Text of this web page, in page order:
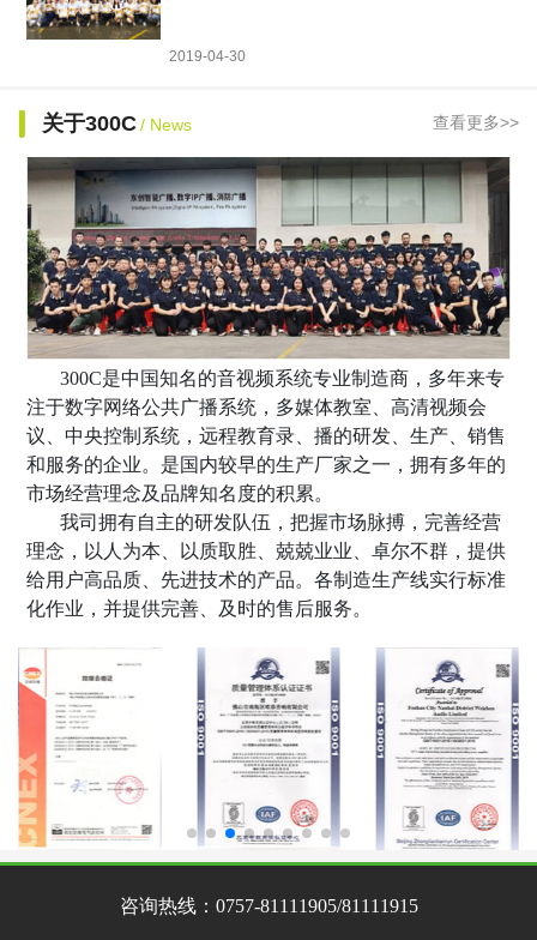
2019-04-30
关于300C / News 查看更多>>
300C是中国知名的音视频系统专业制造商，多年来专
注于数字网络公共广播系统，多媒体教室、高清视频会
议、中央控制系统，远程教育录 、播的研发、生产、销售
和服务的企业。是国内较早的生产厂家之一，拥有多年的
市场经营理念及品牌知名度的积累。
我司拥有自主的研发队伍，把握市场脉搏，完善经营
理念，以人为本、以质取胜、兢兢业业、卓尔不群，提供
给用户高品质、先进技术的产品。各制造生产线实行标准
化作业，并提供完善、及时的售后服务。
咨询热线： 0757-81111905/81111915